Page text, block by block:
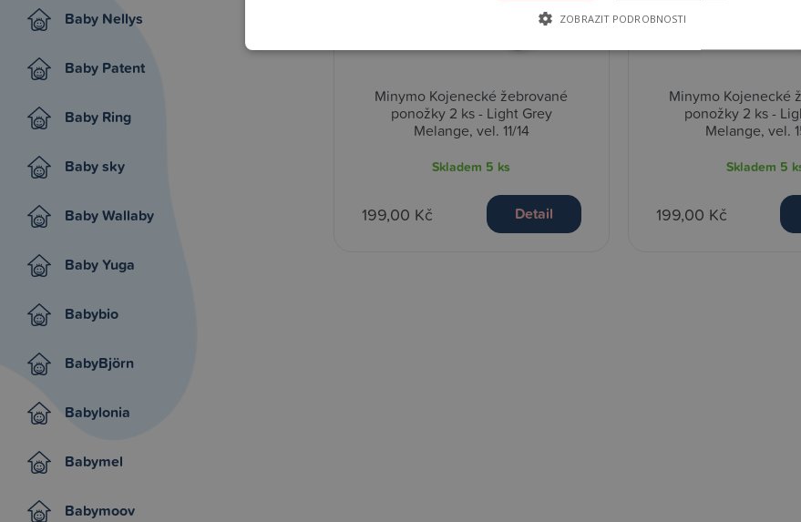
Baby Nellys
Baby Patent
Baby Ring
Baby sky
Baby Wallaby
Baby Yuga
Babybio
BabyBjörn
Babylonia
Babymel
Babymoov
Minymo Kojenecké žebrované
ponožky 2 ks - Light Grey
Melange, vel. 11/14
Skladem 5 ks
199,00 Kč Detail
Minymo Kojenecké
ponožky 2 ks -
Melange, vel.
Skladem 5
199,00 Kč
ZOBRAZIT PODROBNOSTI